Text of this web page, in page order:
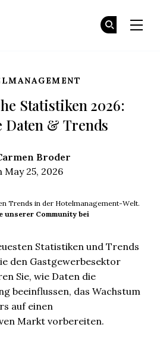
Statistiken 2026:
Daten & Trends
Broder
May 25, 2026
Trends in der Hotelmanagement-Welt.
unserer Community bei
Statistiken und Trends
den Gastgewerbesektor
Sie, wie Daten die
beeinflussen, das Wachstum
auf einen
Markt vorbereiten.